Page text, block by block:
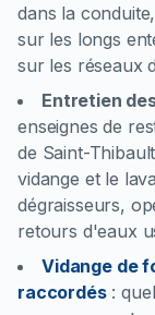
dans la
sur les longs
sur les réseaux
Entretien
enseignes de
de Saint-
vidange et le
dégraisseurs,
retours d'eaux
Vidange de
raccordés: